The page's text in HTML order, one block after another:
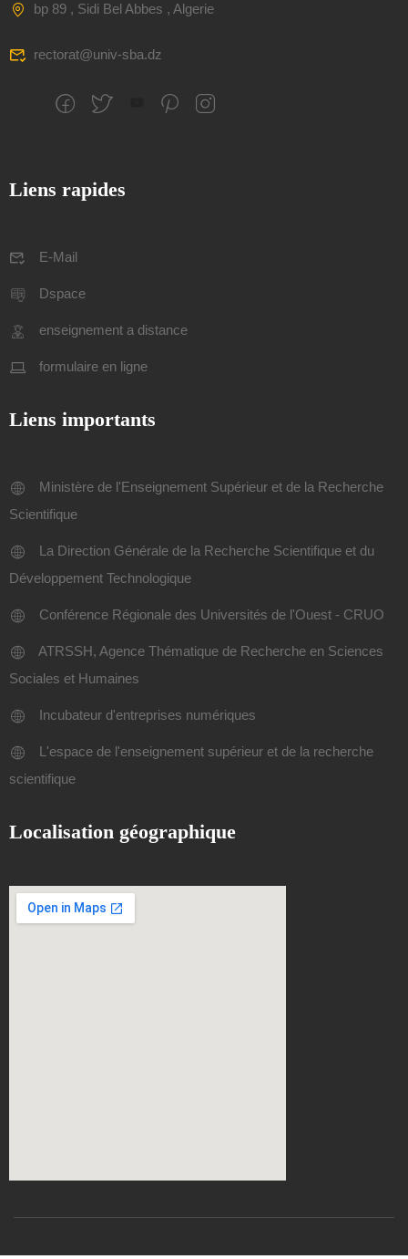
bp 89 , Sidi Bel Abbes , Algerie
rectorat@univ-sba.dz
Liens rapides
E-Mail
Dspace
enseignement a distance
formulaire en ligne
Liens importants
Ministère de l'Enseignement Supérieur et de la Recherche
Scientifique
La Direction Générale de la Recherche Scientifique et du
Développement Technologique
Conférence Régionale des Universités de l'Ouest - CRUO
ATRSSH, Agence Thématique de Recherche en Sciences
Sociales et Humaines
Incubateur d'entreprises numériques
L'espace de l'enseignement supérieur et de la recherche
scientifique
Localisation géographique